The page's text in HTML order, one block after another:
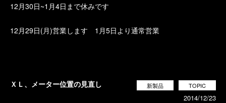
12月30日~1月4日まで休みです
12月29日(月)営業します 1月5日より通常営業
ＸＬ、メーター位置の見直し TOPIC
新製品
2014/12/23